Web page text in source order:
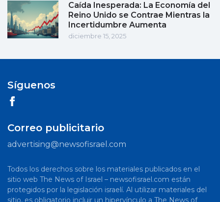
Caída Inesperada: La Economía del
Reino Unido se Contrae Mientras la
Incertidumbre Aumenta
diciembre 15, 2025
Síguenos
Correo publicitario
advertising@newsofisrael.com
Todos los derechos sobre los materiales publicados en el
sitio web The News of Israel – newsofisrael.com están
protegidos por la legislación israelí. Al utilizar materiales del
sitio, es obligatorio incluir un hipervínculo a The News of